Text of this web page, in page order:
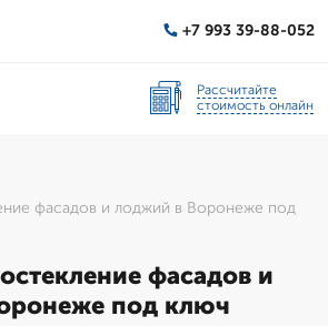
+7 993 39-88-052
Рассчитайте
стоимость онлайн
фасадов и лоджий в Воронеже под
фасадов и
под ключ